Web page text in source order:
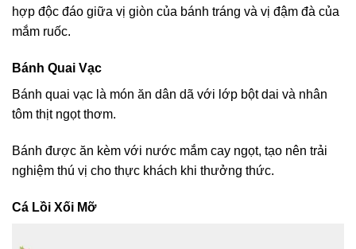
hợp độc đáo giữa vị giòn của bánh tráng và vị đậm đà của
mắm ruốc.
Bánh Quai Vạc
Bánh quai vạc là món ăn dân dã với lớp bột dai và nhân
tôm thịt ngọt thơm.
Bánh được ăn kèm với nước mắm cay ngọt, tạo nên trải
nghiệm thú vị cho thực khách khi thưởng thức.
Cá Lồi Xối Mỡ